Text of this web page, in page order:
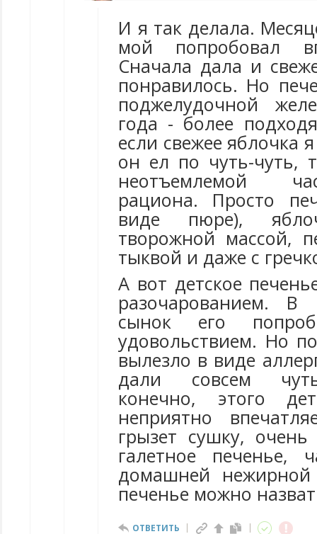
И я так делала.
мой попробовал
Сначала дала и
понравилось. Но
поджелудочной
года - более
если свежее яблочка
он ел по чуть-чуть,
неотъемлемой
рациона. Просто
виде пюре),
творожной массой,
тыквой и даже с
А вот детское
разочарованием. В
сынок его
удовольствием. Но
вылезло в виде
дали совсем
конечно, этого
неприятно
грызет сушку, очень
галетное печенье,
домашней
печенье можно
ОТВЕТИТЬ